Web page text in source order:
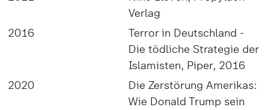
Verlag
2016
Terror in Deutschland -
Die tödliche Strategie der
Islamisten, Piper, 2016
2020
Die Zerstörung Amerikas:
Wie Donald Trump sein